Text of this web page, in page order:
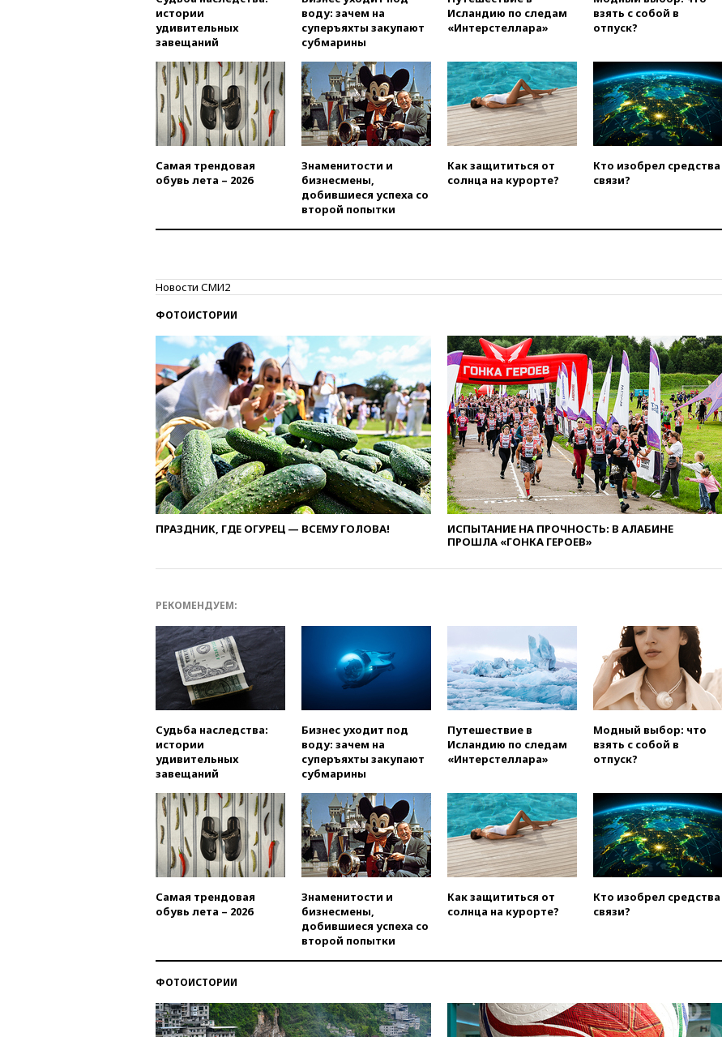
соглашение о прекращении
огня США и Ирана
получили ножевые ранения
при нападении в Чехии
вчера, 22:00Путин поручил
выделить средства на новые
РЛС для Белгородской
области
вчера, 21:56 The Atlantic: Маск
отказал Украине в
вчера, 21:26Лидеры сборной
Хорватии
вчера, 21:15Пентагон
опубликовал 16 новых видео с
НЛО
вчера, 21:00На границе
Украины с Польшей скопилось
свыше 6,5 тысячи грузовиков
вчера, 20:53Швыдкой:
«Интервидение» точно
пройдет в 2026 году
вчера, 20:45ПВО за день
сбила еще 75 украинских
Лидию Невзорову
заочно арестовали по делу о
финансировании
экстремизма
вчера, 20:20Суд США
строительство бального зала в
Белом доме
одобрил ужесточение
санкций против России и
Ирана
вчера, 20:00СК возбудил дело
против журналистки Катерины
Гордеевой о фейках о ВС
вчера, 19:45 ISU предоставил
Трусовой
официальный визит в Сербию
истории
удивительных
завещаний
воду: зачем на
суперъяхты закупают
субмарины
Исландию по следам
«Интерстеллара»
взять с собой в
отпуск?
Самая трендовая
обувь лета – 2026
Знаменитости и
бизнесмены,
добившиеся успеха со
второй попытки
Как защититься от
солнца на курорте?
Кто изобрел средства
связи?
Новости СМИ2
ФОТОИСТОРИИ
ПРАЗДНИК, ГДЕ ОГУРЕЦ — ВСЕМУ ГОЛОВА!
ИСПЫТАНИЕ НА ПРОЧНОСТЬ: В АЛАБИНЕ
ПРОШЛА «ГОНКА ГЕРОЕВ»
РЕКОМЕНДУЕМ:
Судьба наследства:
истории
удивительных
завещаний
Бизнес уходит под
воду: зачем на
суперъяхты закупают
субмарины
Путешествие в
Исландию по следам
«Интерстеллара»
Модный выбор: что
взять с собой в
отпуск?
Самая трендовая
обувь лета – 2026
Знаменитости и
бизнесмены,
добившиеся успеха со
второй попытки
Как защититься от
солнца на курорте?
Кто изобрел средства
связи?
ФОТОИСТОРИИ